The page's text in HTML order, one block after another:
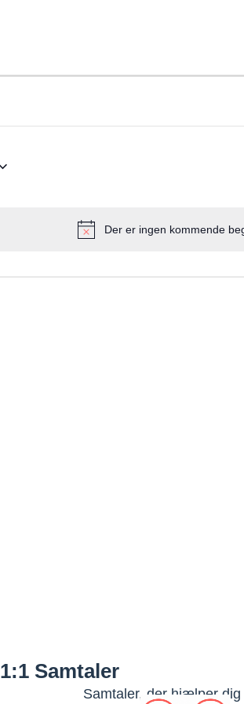
Notice
Der er ingen kommende
1:1 Samtaler
Samtaler, der hjælper dig